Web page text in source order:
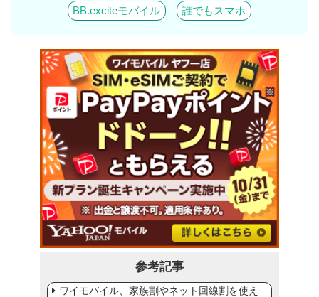
BB.exciteモバイル 誰でもスマホ
参考記事
ワイモバイル、家族割やネット回線割を使え